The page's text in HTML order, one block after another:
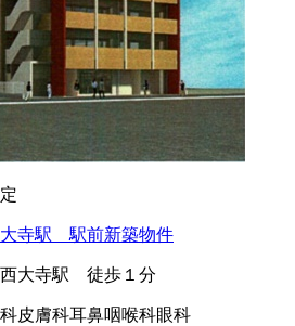
大寺駅 駅前新築物件
大寺駅 徒歩１分
皮膚科耳鼻咽喉科眼科